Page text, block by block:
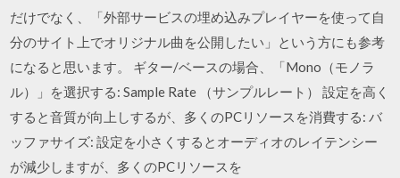
だけでなく、「外部サービスの埋め込みプレイヤーを使って自
分のサイト上でオリジナル曲を公開したい」という方にも参考
になると思います。 ギター/ベースの場合、「Mono（モノラ
ル）」を選択する: Sample Rate （サンプルレート） 設定を高く
すると音質が向上しするが、多くのPCリソースを消費する: バ
ッファサイズ: 設定を小さくするとオーディオのレイテンシー
が減少しますが、多くのPCリソースを